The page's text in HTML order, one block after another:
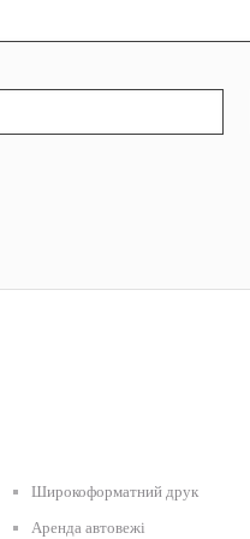
Широкоформатний друк
Аренда автовежі